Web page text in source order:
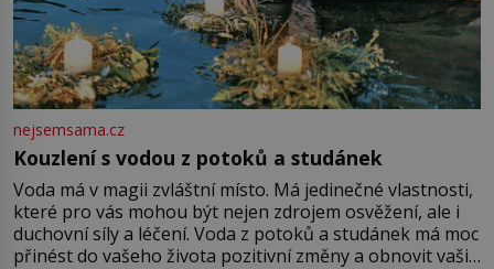
nejsemsama.cz
Kouzlení s vodou z potoků a studánek
Voda má v magii zvláštní místo. Má jedinečné vlastnosti,
které pro vás mohou být nejen zdrojem osvěžení, ale i
duchovní síly a léčení. Voda z potoků a studánek má moc
přinést do vašeho života pozitivní změny a obnovit vaši